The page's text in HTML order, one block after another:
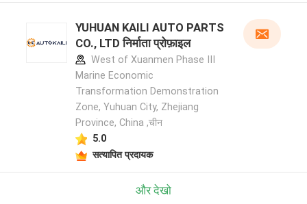
YUHUAN KAILI AUTO PARTS
CO., LTD निर्माता प्रोफ़ाइल
West of Xuanmen Phase III
Marine Economic
Transformation Demonstration
Zone, Yuhuan City, Zhejiang
Province, China ,चीन
5.0
सत्यापित प्रदायक
और देखो